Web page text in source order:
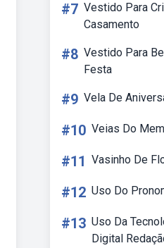
#7 Vestido Para
Casamento
#8 Vestido Para
Festa
#9 Vela De
#10 Veias Do
#11 Vasinho De
#12 Uso Do
#13 Uso Da
Digital